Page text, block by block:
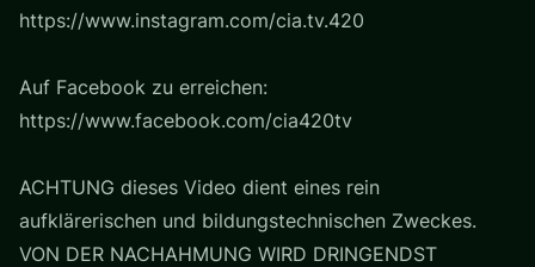
https://www.instagram.com/cia.tv.420
Auf Facebook zu erreichen:
https://www.facebook.com/cia420tv
ACHTUNG dieses Video dient eines rein
aufklärerischen und bildungstechnischen Zweckes.
VON DER NACHAHMUNG WIRD DRINGENDST